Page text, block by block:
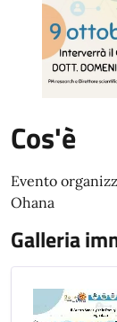
Cos'è
Evento
Ohana
Galleria